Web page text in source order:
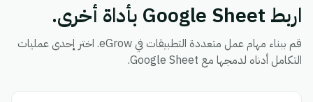
اربط Google Sheet بأداة أخرى.
قم ببناء مهام عمل متعددة التطبيقات في eGrow. اختر إحدى عمليات
التكامل أدناه لدمجها مع Google Sheet.